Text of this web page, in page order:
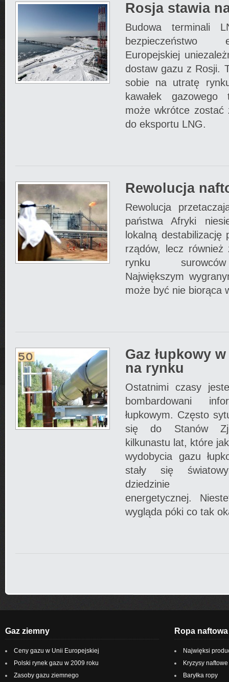
Rosja stawia
Budowa terminali
bezpieczeństwo
Europejskiej
dostaw gazu z Rosji.
sobie na utratę
kawałek
może wkrótce zostać
do eksportu LNG.
Rewolucja
Rewolucja
państwa Afryki
lokalną destabilizację
rządów, lecz również
rynku
Największym
może być nie biorąca
Gaz łupkowy
na rynku
Ostatnimi czasy
bombardowani
łupkowym. Często
się do Stanów
kilkunastu lat, które
wydobycia gazu
stały się
dziedzinie
energetycznej.
wygląda póki co tak
Gaz ziemny
Ceny gazu w Unii Europejskiej
Polski rynek gazu w 2009 roku
Zasoby gazu ziemnego
Ropa naftowa
Najwięksi
Kryzysy naftowe
Baryłka ropy